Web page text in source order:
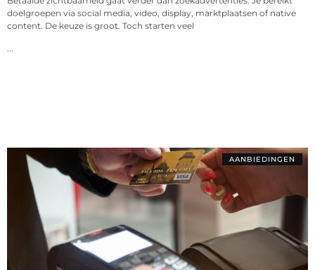
doelgroepen via social media, video, display, marktplaatsen of native
content. De keuze is groot. Toch starten veel
...
AANBIEDINGEN